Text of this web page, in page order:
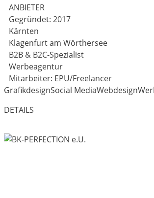
ANBIETER
Gegründet: 2017
Kärnten
Klagenfurt am Wörthersee
B2B & B2C-Spezialist
Werbeagentur
Mitarbeiter: EPU/Freelancer
GrafikdesignSocial MediaWebdesign
DETAILS